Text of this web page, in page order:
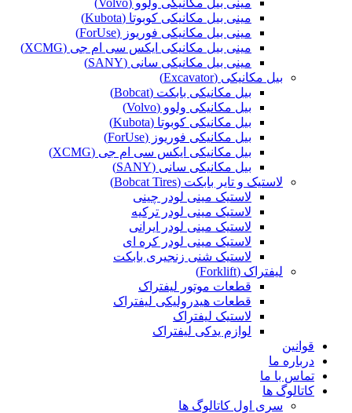
مینی بیل مکانیکی ولوو (Volvo)
مینی بیل مکانیکی کوبوتا (Kubota)
مینی بیل مکانیکی فوریوز (ForUse)
مینی بیل مکانیکی ایکس سی ام جی (XCMG)
مینی بیل مکانیکی سانی (SANY)
بیل مکانیکی (Excavator)
بیل مکانیکی بابکت (Bobcat)
بیل مکانیکی ولوو (Volvo)
بیل مکانیکی کوبوتا (Kubota)
بیل مکانیکی فوریوز (ForUse)
بیل مکانیکی ایکس سی ام جی (XCMG)
بیل مکانیکی سانی (SANY)
لاستیک و تایر بابکت (Bobcat Tires)
لاستیک مینی لودر چینی
لاستیک مینی لودر ترکیه
لاستیک مینی لودر ایرانی
لاستیک مینی لودر کره ای
لاستیک شنی زنجیری بابکت
لیفتراک (Forklift)
قطعات موتور لیفتراک
قطعات هیدرولیکی لیفتراک
لاستیک لیفتراک
لوازم یدکی لیفتراک
قوانین
درباره ما
تماس با ما
کاتالوگ ها
سری اول کاتالوگ ها